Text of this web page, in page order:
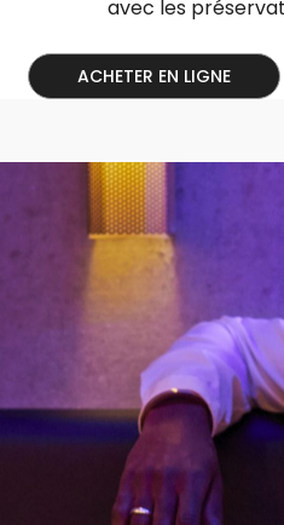
avec les
ACHETER EN LIGNE